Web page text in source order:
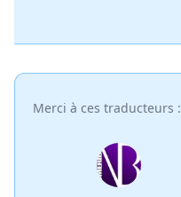
Merci à ces traducteurs :